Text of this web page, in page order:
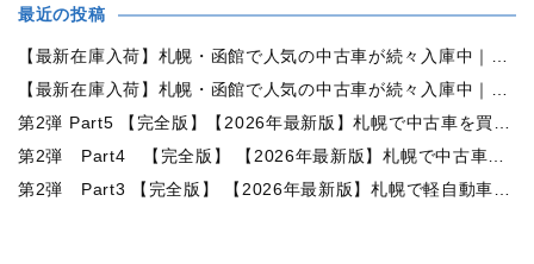
最近の投稿
【最新在庫入荷】札幌・函館で人気の中古車が続々入庫中｜早い者勝ち！【トヨタ ヴォクシー2.0ZS煌Ⅱ 4WD】
【最新在庫入荷】札幌・函館で人気の中古車が続々入庫中｜早い者勝ち！【ダイハツ タント660カスタムX 4WD】
第2弾 Part5 【完全版】【2026年最新版】札幌で中古車を買うなら何月がおすすめ？狙い目の時期・冬前に買うメリットを徹底解説
第2弾 Part4 【完全版】 【2026年最新版】札幌で中古車を買うなら2WDと4WDどっち？北海道の雪道・燃費・価格・維持費を徹底比較
第2弾 Part3 【完全版】 【2026年最新版】札幌で軽自動車を持つと月々いくら？維持費・ガソリン・保険・車検・冬タイヤまで徹底解説